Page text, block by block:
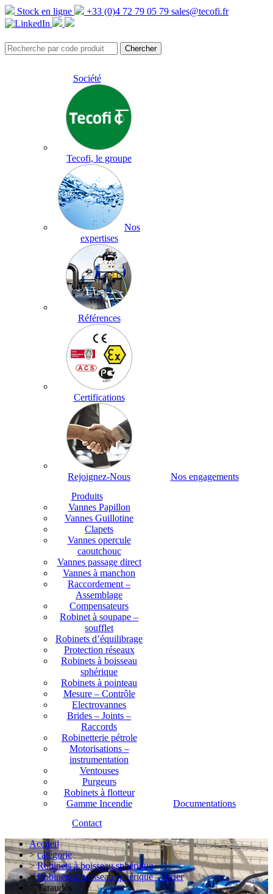
Stock en ligne +33 (0)4 72 79 05 79 sales@tecofi.fr
Société
Tecofi, le groupe
Nos
expertises
Références
Certifications
Rejoignez-Nous
Nos engagements
Produits
Vannes Papillon
Vannes Guillotine
Clapets
Vannes opercule
caoutchouc
Vannes passage direct
Vannes à manchon
Raccordement –
Assemblage
Compensateurs
Robinet à soupape –
soufflet
Robinets d’équilibrage
Protection réseaux
Robinets à boisseau
sphérique
Robinets à pointeau
Mesure – Contrôle
Electrovannes
Brides – Joints –
Raccords
Robinetterie pétrole
Motorisations –
instrumentation
Ventouses
Purgeurs
Robinets à flotteur
Gamme Incendie
Documentations
Contact
Accueil
>catégorie
>Robinets à boisseau sphérique
>Robinets à boisseau sphérique – Acier
> Taraudés